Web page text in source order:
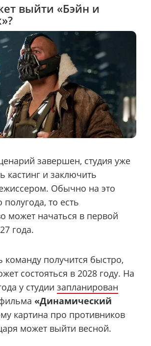
выйти «Бэйн и
завершен, студия уже
кастинг и заключить
Обычно на это
полугода, то есть
может начаться в первой
года.
команду получится быстро,
состояться в 2028 году. На
у студии запланирован
«Динамический
картина про противников
может выйти весной.